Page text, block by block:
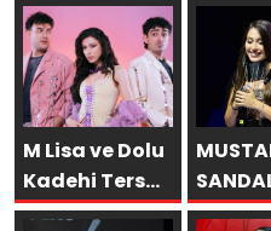
M Lisa ve Dolu
Kadehi Ters
Tut’tan Yeni İş
AYNI